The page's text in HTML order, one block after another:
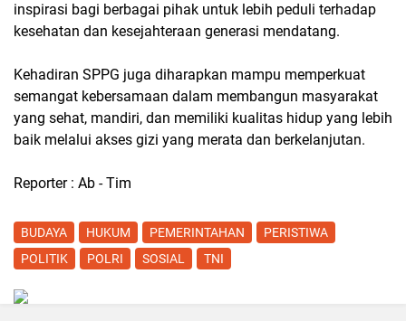
inspirasi bagi berbagai pihak untuk lebih peduli terhadap
kesehatan dan kesejahteraan generasi mendatang.
Kehadiran SPPG juga diharapkan mampu memperkuat
semangat kebersamaan dalam membangun masyarakat
yang sehat, mandiri, dan memiliki kualitas hidup yang lebih
baik melalui akses gizi yang merata dan berkelanjutan.
Reporter : Ab - Tim
BUDAYA HUKUM PEMERINTAHAN
PERISTIWA
POLITIK
POLRI SOSIAL TNI